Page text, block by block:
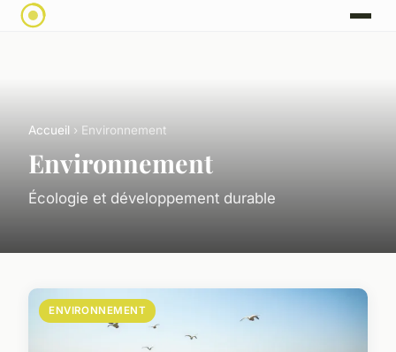
Accueil › Environnement
Environnement
Écologie et développement durable
ENVIRONNEMENT